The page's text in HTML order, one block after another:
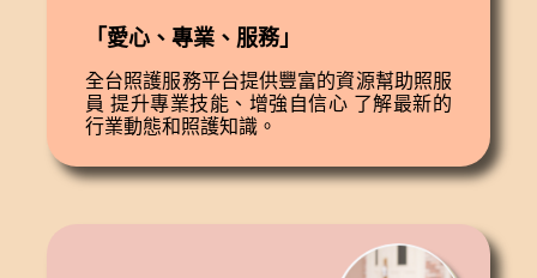
「愛心、專業、服務」
全台照護服務平台提供豐富的資源幫助照服
員 提升專業技能、增強自信心 了解最新的
行業動態和照護知識。